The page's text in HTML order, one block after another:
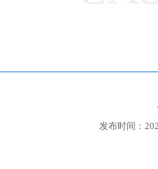
发布时间：